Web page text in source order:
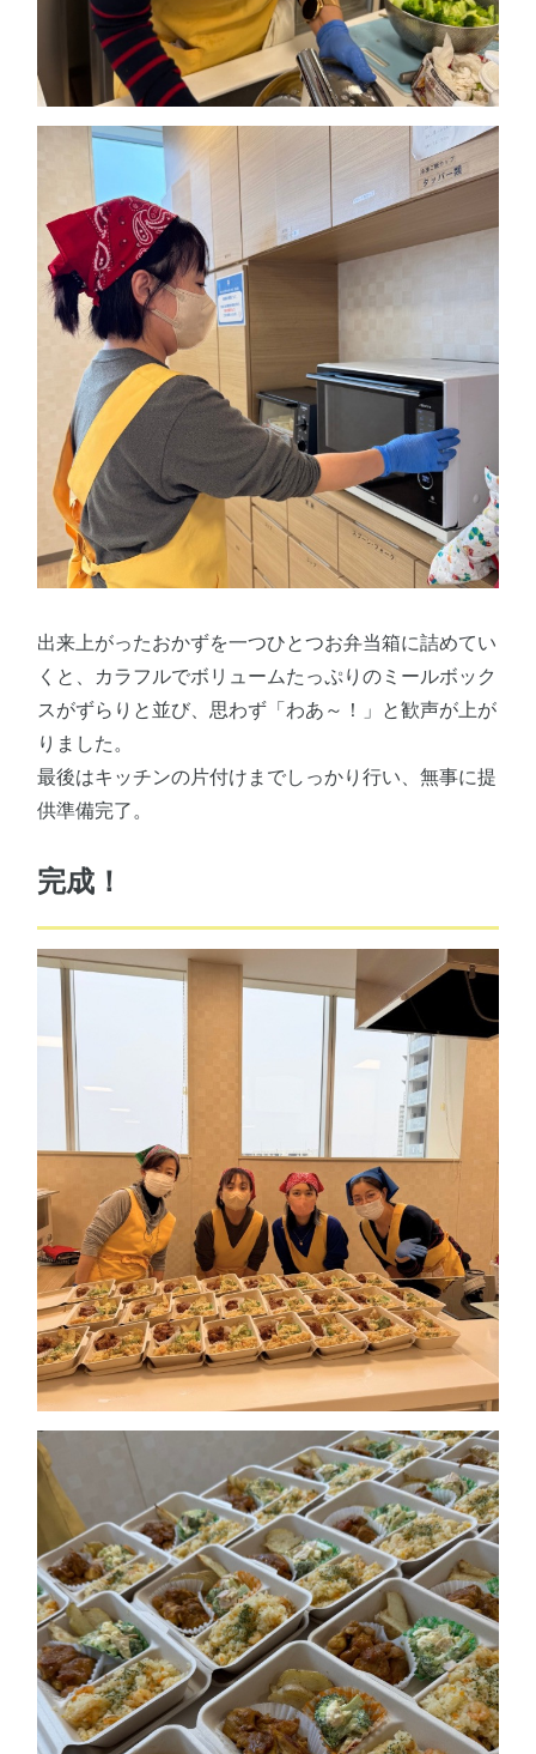
出来上がったおかずを一つひとつお弁当箱に詰めてい
くと、カラフルでボリュームたっぷりのミールボック
スがずらりと並び、思わず「わあ～！」と歓声が上が
りました。
最後はキッチンの片付けまでしっかり行い、無事に提
供準備完了。
完成！